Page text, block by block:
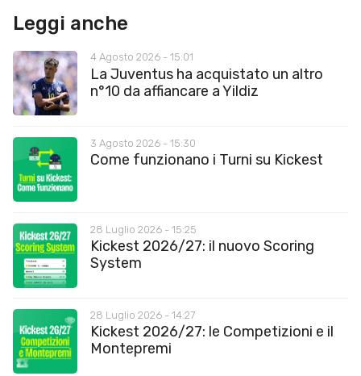
Leggi anche
4 Agosto 2026 - 15:01
La Juventus ha acquistato un altro
n°10 da affiancare a Yildiz
3 Agosto 2026 - 15:30
Come funzionano i Turni su Kickest
28 Luglio 2026 - 15:25
Kickest 2026/27: il nuovo Scoring
System
28 Luglio 2026 - 14:27
Kickest 2026/27: le Competizioni e il
Montepremi